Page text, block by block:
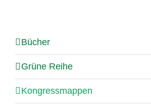
Bücher
Grüne Reihe
Kongressmappen